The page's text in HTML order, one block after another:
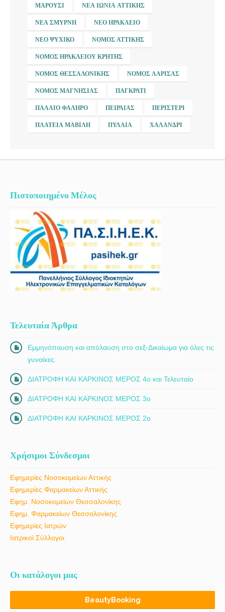
ΜΑΡΟΎΣΙ ΝΈΑ ΙΩΝΊΑ ΑΤΤΙΚΉΣ
ΝΈΑ ΣΜΎΡΝΗ ΝΈΟ ΗΡΆΚΛΕΙΟ
ΝΈΟ ΨΥΧΙΚΌ ΝΟΜΌΣ ΑΤΤΙΚΉΣ
ΝΟΜΌΣ ΗΡΑΚΛΕΊΟΥ ΚΡΉΤΗΣ
ΝΟΜΌΣ ΘΕΣΣΑΛΟΝΊΚΗΣ ΝΟΜΌΣ ΛΆΡΙΣΑΣ
ΝΟΜΌΣ ΜΑΓΝΗΣΊΑΣ ΠΑΓΚΡΆΤΙ
ΠΑΛΑΙΌ ΦΆΛΗΡΟ ΠΕΙΡΑΙΆΣ ΠΕΡΙΣΤΈΡΙ
ΠΛΑΤΕΊΑ ΜΑΒΊΛΗ ΠΥΛΑΊΑ ΧΑΛΆΝΔΡΙ
Πιστοποιημένο Μέλος
Τελευταία Άρθρα
Εμμηνόπαυση και απόλαυση στο σεξ-Δικαίωμα για όλες τις
γυναίκες
ΔΙΑΤΡΟΦΗ ΚΑΙ ΚΑΡΚΙΝΟΣ ΜΕΡΟΣ 4ο και Τελευταίο
ΔΙΑΤΡΟΦΗ ΚΑΙ ΚΑΡΚΙΝΟΣ ΜΕΡΟΣ 3ο
ΔΙΑΤΡΟΦΗ ΚΑΙ ΚΑΡΚΙΝΟΣ ΜΕΡΟΣ 2ο
Χρήσιμοι Σύνδεσμοι
Εφημερίες Νοσοκομείων Αττικής
Εφημερίες Φαρμακείων Αττικής
Εφημ. Νοσοκομείων Θεσσαλονίκης
Εφημ. Φαρμακείων Θεσσαλονίκης
Εφημερίες Ιατρών
Ιατρικοί Σύλλογοι
Οι κατάλογοι μας
BeautyBooking